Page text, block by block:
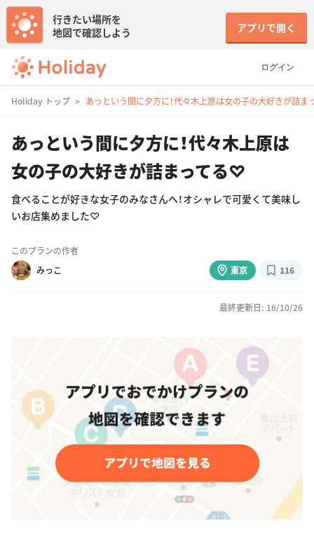
ログイン
行きたい場所を
地図で確認しよう
アプリで開く
Holiday トップ あっという間に夕方に！代々木上原は女の子の大好きが詰
あっという間に夕方に！代々木上原は
女の子の大好きが詰まってる♡
食べることが好きな女子のみなさんへ！オシャレで可愛くて美味し
いお店集めました♡
このプランの作者
みっこ
東京 116
最終更新日: 16/10/26